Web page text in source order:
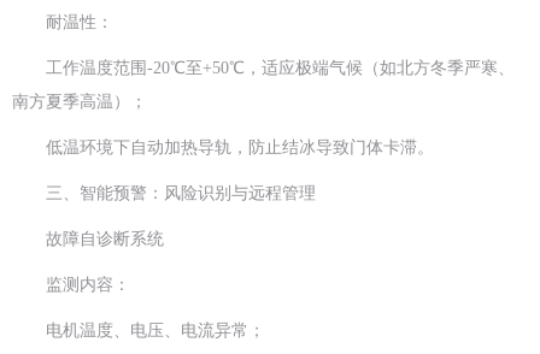
耐温性：
工作温度范围-20℃至+50℃，适应极端气候（如北方冬季严寒、
南方夏季高温）；
低温环境下自动加热导轨，防止结冰导致门体卡滞。
三、智能预警：风险识别与远程管理
故障自诊断系统
监测内容：
电机温度、电压、电流异常；